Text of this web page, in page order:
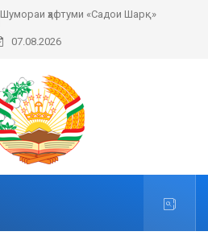
Шумораи ҳафтуми «Садои Шарқ»
07.08.2026